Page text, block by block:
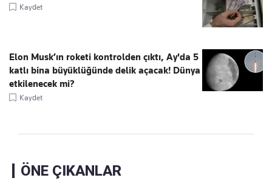
Kaydet
Elon Musk’ın roketi kontrolden çıktı, Ay'da 5
katlı bina büyüklüğünde delik açacak! Dünya
etkilenecek mi?
Kaydet
ÖNE ÇIKANLAR